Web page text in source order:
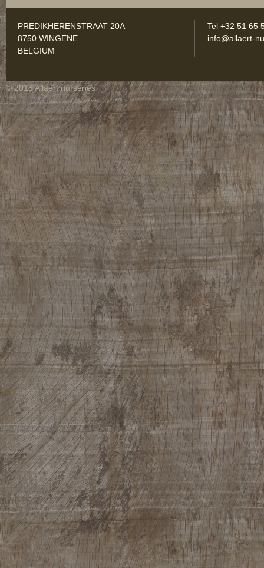
PREDIKHERENSTRAAT 20A
8750 WINGENE
BELGIUM
Tel +32 51 65
info@allaert-
© 2013 Allaert nurseries